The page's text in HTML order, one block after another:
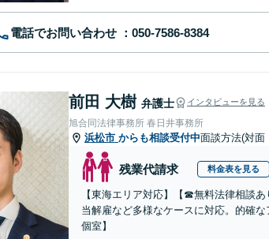
電話でお問い合わせ
前田 大樹 弁護士 インタビューを見る
旭合同法律事務所 春日井事務所
浜松市 からも相談受付中面談方法(対面
残業代請求 料金表を見る
【東海エリア対応】【☎︎無料法律相談
当解雇など多様なケースに対応。的確
個室】